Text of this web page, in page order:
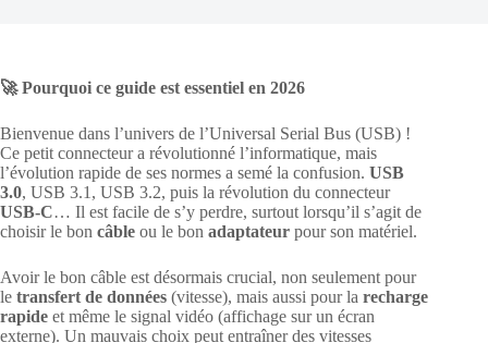
🚀 Pourquoi ce guide est essentiel en 2026
Bienvenue dans l’univers de l’Universal Serial Bus (USB) !
Ce petit connecteur a révolutionné l’informatique, mais
l’évolution rapide de ses normes a semé la confusion. USB
3.0, USB 3.1, USB 3.2, puis la révolution du connecteur
USB-C… Il est facile de s’y perdre, surtout lorsqu’il s’agit de
choisir le bon câble ou le bon adaptateur pour son matériel.
Avoir le bon câble est désormais crucial, non seulement pour
le transfert de données (vitesse), mais aussi pour la recharge
rapide et même le signal vidéo (affichage sur un écran
externe). Un mauvais choix peut entraîner des vitesses